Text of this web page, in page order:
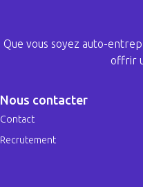
Que vous soyez auto-
offrir
Nous contacter
Contact
Recrutement